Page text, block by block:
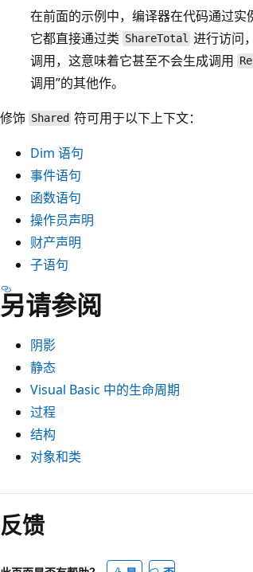
在前面的示例中，编译器在代码通过实
它都直接通过类 ShareTotal 进行访问
调用，这意味着它甚至不会生成调用
调用”的其他作。
修饰 Shared 符可用于以下上下文：
Dim 语句
事件语句
函数语句
操作员声明
财产声明
子语句
另请参阅
阴影
静态
Visual Basic 中的生命周期
过程
结构
对象和类
反馈